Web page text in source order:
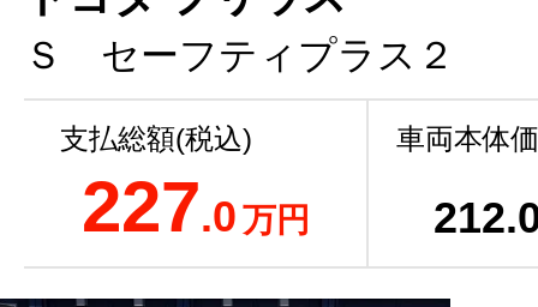
Ｓ セーフティプラス２
支払総額(税込)
227.0万円
車両本体
212